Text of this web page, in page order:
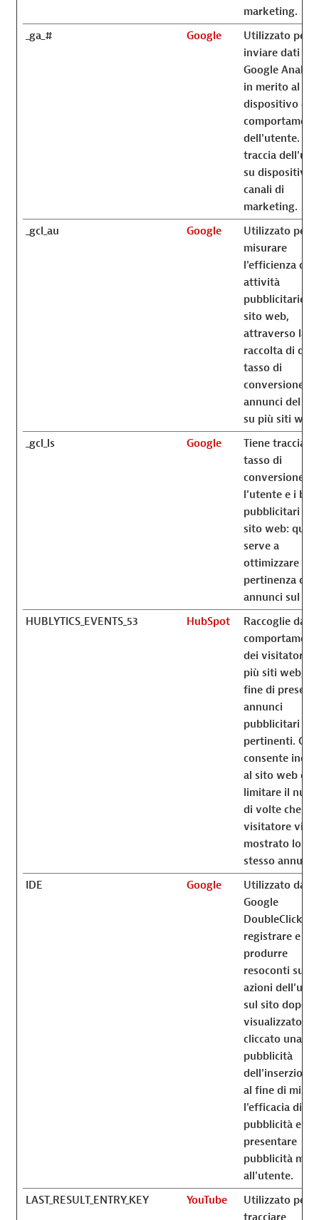
marketing.
_ga_#
Google
Utilizzato per
inviare dati a
Google
in merito al
dispositivo e al
dell'utente.
traccia
su dispositivi e
canali di
marketing.
_gcl_au
Google
Utilizzato per
misurare
l'efficienza
attività
pubblicitarie
sito web,
attraverso la
raccolta di dati
tasso di
conversione
annunci del
su più siti web.
_gcl_ls
Google
Tiene traccia
tasso di
conversione
l'utente e i
pubblicitari sul
sito web:
serve a
ottimizzare la
pertinenza
annunci sul
HUBLYTICS_EVENTS_53
HubSpot
Raccoglie dati
dei visitatori
più siti web, al
fine di
annunci
pubblicitari più
pertinenti. Ciò
consente
al sito web di
limitare il
di volte che un
visitatore
mostrato lo
stesso
IDE
Google
Utilizzato da
Google
DoubleClick
registrare e
produrre
resoconti sulle
azioni
sul sito dopo
visualizzato o
cliccato una
pubblicità
al fine di
l'efficacia di
pubblicità e
presentare
pubblicità
all'utente.
LAST_RESULT_ENTRY_KEY
YouTube
Utilizzato per
tracciare